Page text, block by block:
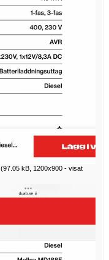
(97.05 kB, 1200x900 - visat